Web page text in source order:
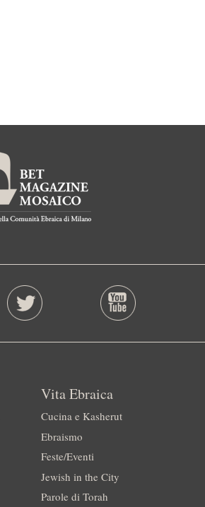
Vita Ebraica
Cucina e Kasherut
Ebraismo
Feste/Eventi
Jewish in the City
Parole di Torah